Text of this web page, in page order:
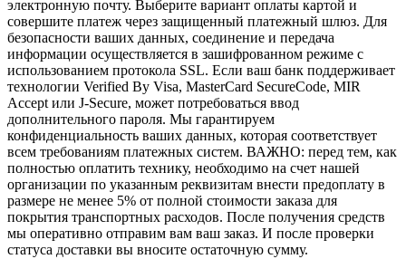
электронную почту. Выберите вариант оплаты картой и
совершите платеж через защищенный платежный шлюз. Для
безопасности ваших данных, соединение и передача
информации осуществляется в зашифрованном режиме с
использованием протокола SSL. Если ваш банк поддерживает
технологии Verified By Visa, MasterCard SecureCode, MIR
Accept или J-Secure, может потребоваться ввод
дополнительного пароля. Мы гарантируем
конфиденциальность ваших данных, которая соответствует
всем требованиям платежных систем. ВАЖНО: перед тем, как
полностью оплатить технику, необходимо на счет нашей
организации по указанным реквизитам внести предоплату в
размере не менее 5% от полной стоимости заказа для
покрытия транспортных расходов. После получения средств
мы оперативно отправим вам ваш заказ. И после проверки
статуса доставки вы вносите остаточную сумму.